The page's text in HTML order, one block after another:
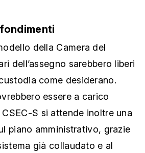
della Camera del
dell’assegno sarebbero liberi
come desiderano.
essere a carico
CSEC-S si attende inoltre una
piano amministrativo, grazie
già collaudato e al